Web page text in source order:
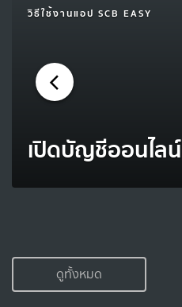
วิธีใช้งานแอป SCB EASY
เปิดบัญชีออนไลน์
ดูทั้งหมด